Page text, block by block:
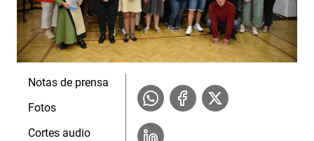
Notas de prensa
Fotos
Cortes audio